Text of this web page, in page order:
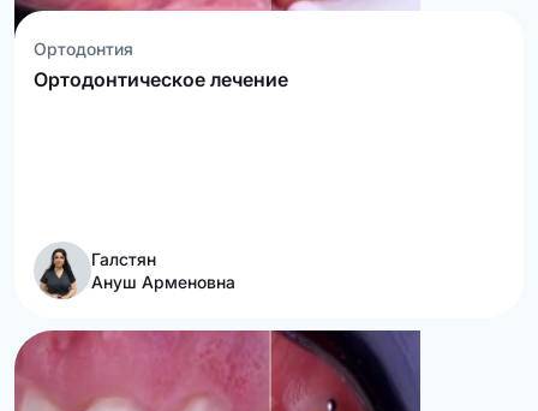
Ортодонтия
Ортодонтическое лечение
Галстян
Ануш Арменовна